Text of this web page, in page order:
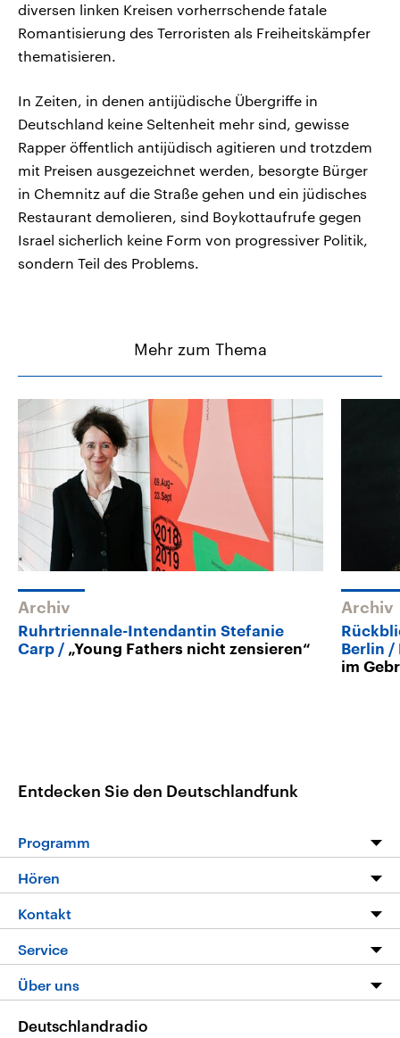
diversen linken Kreisen vorherrschende fatale
Romantisierung des Terroristen als Freiheitskämpfer
thematisieren.
In Zeiten, in denen antijüdische Übergriffe in
Deutschland keine Seltenheit mehr sind, gewisse
Rapper öffentlich antijüdisch agitieren und trotzdem
mit Preisen ausgezeichnet werden, besorgte Bürger
in Chemnitz auf die Straße gehen und ein jüdisches
Restaurant demolieren, sind Boykottaufrufe gegen
Israel sicherlich keine Form von progressiver Politik,
sondern Teil des Problems.
Mehr zum Thema
Archiv
Ruhrtriennale-Intendantin Stefanie
Carp
„Young Fathers nicht zensieren“
Archiv
Berlin
im
Entdecken Sie den Deutschlandfunk
Programm
Programm
Die Nachrichten
Nachrichtenleicht
Neue Beiträge auf dlf.de
Hören
Livestream
Podcasts
Deutschlandfunk App
Nachrichten App
Kontakt
Hörerservice
Service
FAQ
Über uns
Deutschlandradio